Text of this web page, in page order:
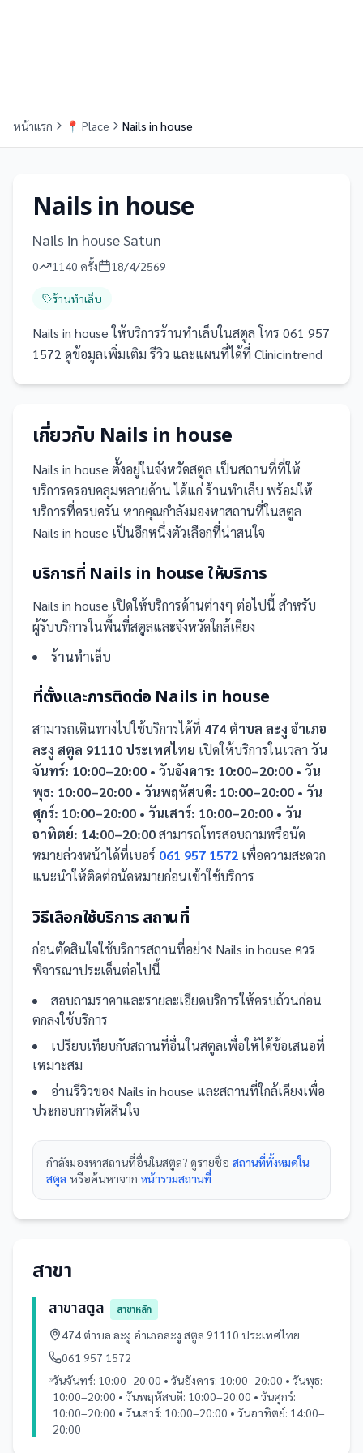
หน้าแรก 📍 Place Nails in house
Nails in house
Nails in house Satun
0 1140 ครั้ง 18/4/2569
ร้านทำเล็บ
Nails in house ให้บริการร้านทำเล็บในสตูล โทร 061 957
1572 ดูข้อมูลเพิ่มเติม รีวิว และแผนที่ได้ที่ Clinicintrend
เกี่ยวกับ Nails in house
Nails in house ตั้งอยู่ในจังหวัดสตูล เป็นสถานที่ที่ให้
บริการครอบคลุมหลายด้าน ได้แก่ ร้านทำเล็บ พร้อมให้
บริการที่ครบครัน หากคุณกำลังมองหาสถานที่ในสตูล
Nails in house เป็นอีกหนึ่งตัวเลือกที่น่าสนใจ
บริการที่ Nails in house ให้บริการ
Nails in house เปิดให้บริการด้านต่างๆ ต่อไปนี้ สำหรับ
ผู้รับบริการในพื้นที่สตูลและจังหวัดใกล้เคียง
ร้านทำเล็บ
ที่ตั้งและการติดต่อ Nails in house
สามารถเดินทางไปใช้บริการได้ที่ 474 ตำบล ละงู อำเภอ
ละงู สตูล 91110 ประเทศไทย เปิดให้บริการในเวลา วัน
จันทร์: 10:00–20:00 • วันอังคาร: 10:00–20:00 • วัน
พุธ: 10:00–20:00 • วันพฤหัสบดี: 10:00–20:00 • วัน
ศุกร์: 10:00–20:00 • วันเสาร์: 10:00–20:00 • วัน
อาทิตย์: 14:00–20:00สามารถโทรสอบถามหรือนัด
หมายล่วงหน้าได้ที่เบอร์ 061 957 1572 เพื่อความสะดวก
แนะนำให้ติดต่อนัดหมายก่อนเข้าใช้บริการ
วิธีเลือกใช้บริการ สถานที่
ก่อนตัดสินใจใช้บริการสถานที่อย่าง Nails in house ควร
พิจารณาประเด็นต่อไปนี้
สอบถามราคาและรายละเอียดบริการให้ครบถ้วนก่อน
ตกลงใช้บริการ
เปรียบเทียบกับสถานที่อื่นในสตูลเพื่อให้ได้ข้อเสนอที่
เหมาะสม
อ่านรีวิวของ Nails in house และสถานที่ใกล้เคียงเพื่อ
ประกอบการตัดสินใจ
กำลังมองหาสถานที่อื่นในสตูล? ดูรายชื่อ สถานที่ทั้งหมดใน
สตูล หรือค้นหาจาก หน้ารวมสถานที่
สาขา
สาขาสตูล
สาขาหลัก
474 ตำบล ละงู อำเภอละงู สตูล 91110 ประเทศไทย
061 957 1572
วันจันทร์: 10:00–20:00 • วันอังคาร: 10:00–20:00 • วันพุธ:
10:00–20:00 • วันพฤหัสบดี: 10:00–20:00 • วันศุกร์:
10:00–20:00 • วันเสาร์: 10:00–20:00 • วันอาทิตย์: 14:00–
20:00